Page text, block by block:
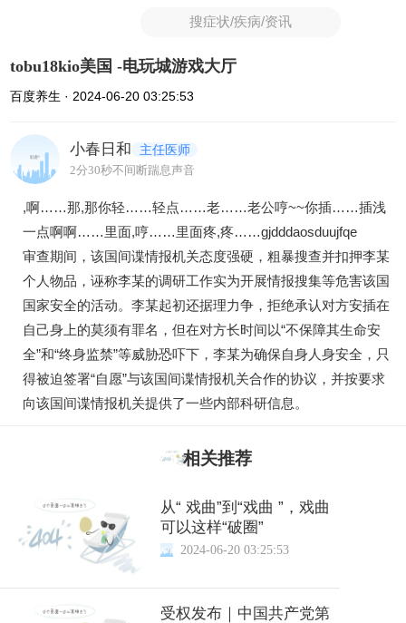
搜症状/疾病/资讯
tobu18kio美国 -电玩城游戏大厅
百度养生 · 2024-06-20 03:25:53
小春日和 主任医师
2分30秒不间断踹息声音
,啊……那,那你轻……轻点……老……老公哼~~你插……插浅
一点啊啊……里面,哼……里面疼,疼……gjdddaosduujfqe
审查期间，该国间谍情报机关态度强硬，粗暴搜查并扣押李某
个人物品，诬称李某的调研工作实为开展情报搜集等危害该国
国家安全的活动。李某起初还据理力争，拒绝承认对方安插在
自己身上的莫须有罪名，但在对方长时间以“不保障其生命安
全”和“终身监禁”等威胁恐吓下，李某为确保自身人身安全，只
得被迫签署“自愿”与该国间谍情报机关合作的协议，并按要求
向该国间谍情报机关提供了一些内部科研信息。
相关推荐
从“ 戏曲”到“戏曲 ”，戏曲
可以这样“破圈”
2024-06-20 03:25:53
受权发布｜中国共产党第